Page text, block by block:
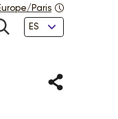
Idiomas
Paris
Compartir